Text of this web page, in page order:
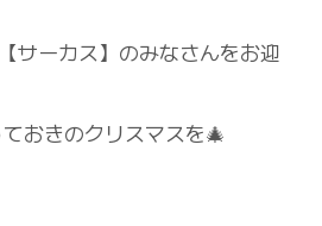
サーカス】のみなさんをお迎
おきのクリスマスを🎄